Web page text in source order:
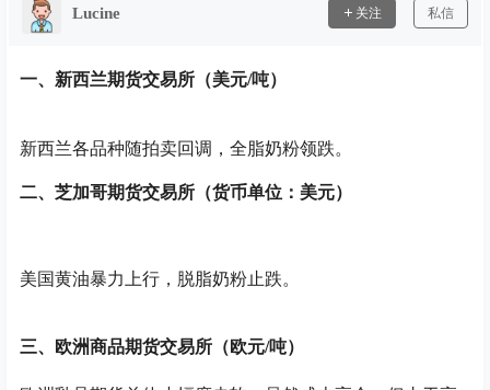
Lucine 关注 私信
一、新西兰期货交易所（美元/吨）
新西兰各品种随拍卖回调，全脂奶粉领跌。
二、芝加哥期货交易所（货币单位：美元）
美国黄油暴力上行，脱脂奶粉止跌。
三、欧洲商品期货交易所（欧元/吨）